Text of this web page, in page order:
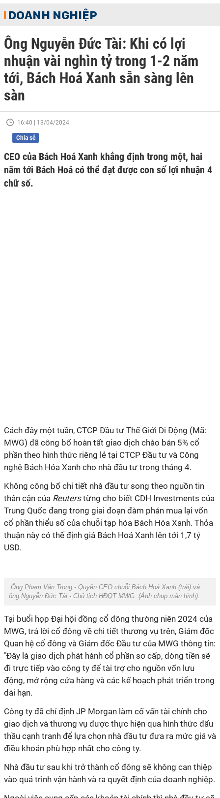
DOANH NGHIỆP
Ông Nguyễn Đức Tài: Khi có lợi
nhuận vài nghìn tỷ trong 1-2 năm
tới, Bách Hoá Xanh sẵn sàng lên
sàn
16:40 | 13/04/2024
Chia sẻ
CEO của Bách Hoá Xanh khẳng định trong một, hai
năm tới Bách Hoá có thể đạt được con số lợi nhuận 4
chữ số.
Cách đây một tuần, CTCP Đầu tư Thế Giới Di Động (Mã:
MWG) đã công bố hoàn tất giao dịch chào bán 5% cổ
phần theo hình thức riêng lẻ tại CTCP Đầu tư và Công
nghệ Bách Hóa Xanh cho nhà đầu tư trong tháng 4.
Không công bố chi tiết nhà đầu tư song theo nguồn tin
thân cận của Reuterstừng cho biết CDH Investments của
Trung Quốc đang trong giai đoạn đàm phán mua lại vốn
cổ phần thiểu số của chuỗi tạp hóa Bách Hóa Xanh. Thỏa
thuận này có thể định giá Bách Hoá Xanh lên tới 1,7 tỷ
USD.
Ông Phạm Văn Trọng - Quyền CEO chuỗi Bách Hoá Xanh (trái) và
ông Nguyễn Đức Tài - Chủ tịch HĐQT MWG. (Ảnh chụp màn hình).
Tại buổi họp Đại hội đồng cổ đông thường niên 2024 của
MWG, trả lời cổ đông về chi tiết thương vụ trên, Giám đốc
Quan hệ cổ đông và Giám đốc Đầu tư của MWG thông tin:
"Đây là giao dịch phát hành cổ phần sơ cấp, dòng tiền sẽ
đi trực tiếp vào công ty để tài trợ cho nguồn vốn lưu
động, mở rộng cửa hàng và các kế hoạch phát triển trong
dài hạn.
Công ty đã chỉ định JP Morgan làm cố vấn tài chính cho
giao dịch và thương vụ được thực hiện qua hình thức đấu
thầu cạnh tranh để lựa chọn nhà đầu tư đưa ra mức giá và
điều khoản phù hợp nhất cho công ty.
Nhà đầu tư sau khi trở thành cổ đông sẽ không can thiệp
vào quá trình vận hành và ra quyết định của doanh nghiệp.